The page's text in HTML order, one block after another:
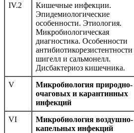
IV.2
Кишечные инфекции.
Эпидемиологические
особенности. Этиология.
Микробиологическая
диагностика. Особенности
антибиотикорезистентности
шигелл и сальмонелл.
Дисбактериоз кишечника.
V
Микробиология природно-
очаговых и карантинных
инфекций
VI
Микробиология воздушно-
капельных инфекций